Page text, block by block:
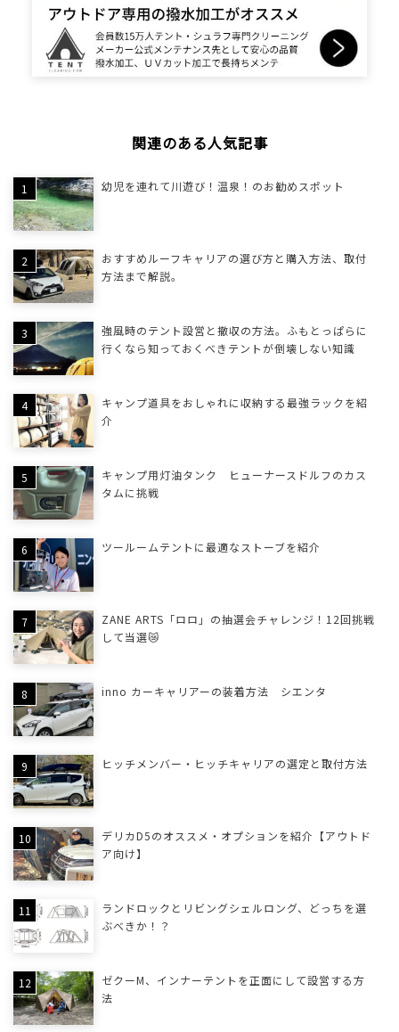
関連のある人気記事
幼児を連れて川遊び！温泉！のお勧めスポット
おすすめルーフキャリアの選び方と購入方法、取付
方法まで解説。
強風時のテント設営と撤収の方法。ふもとっぱらに
行くなら知っておくべきテントが倒壊しない知識
キャンプ道具をおしゃれに収納する最強ラックを紹
介
キャンプ用灯油タンク ヒューナースドルフのカス
タムに挑戦
ツールームテントに最適なストーブを紹介
ZANE ARTS「ロロ」の抽選会チャレンジ！12回挑戦
して当選😿
inno カーキャリアーの装着方法 シエンタ
ヒッチメンバー・ヒッチキャリアの選定と取付方法
デリカD5のオススメ・オプションを紹介【アウトド
ア向け】
ランドロックとリビングシェルロング、どっちを選
ぶべきか！？
ゼクーM、インナーテントを正面にして設営する方
法